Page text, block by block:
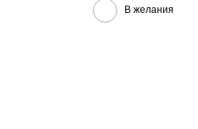
В желания